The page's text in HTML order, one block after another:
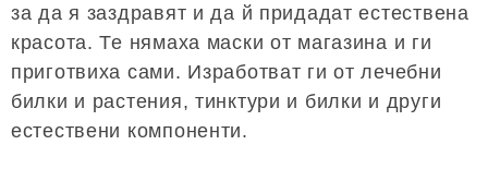
за да я заздравят и да й придадат естествена
красота. Те нямаха маски от магазина и ги
приготвиха сами. Изработват ги от лечебни
билки и растения, тинктури и билки и други
естествени компоненти.